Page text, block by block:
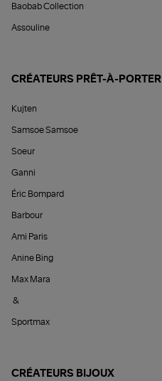
Baobab Collection
Assouline
CRÉATEURS PRÊT-À-PORTER
Kujten
Samsoe Samsoe
Soeur
Ganni
Éric Bompard
Barbour
Ami Paris
Anine Bing
Max Mara
&
Sportmax
CRÉATEURS BIJOUX